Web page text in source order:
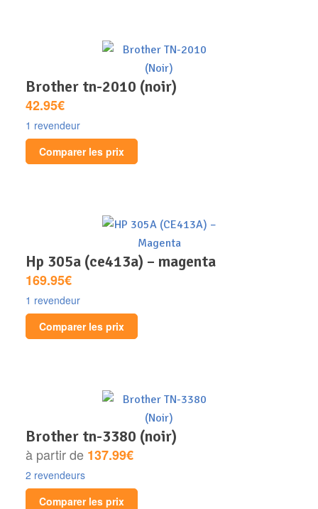
brother tn-2010 (noir)
42.95€
1 revendeur
Comparer les prix
hp 305a (ce413a) – magenta
169.95€
1 revendeur
Comparer les prix
brother tn-3380 (noir)
à partir de 137.99€
2 revendeurs
Comparer les prix